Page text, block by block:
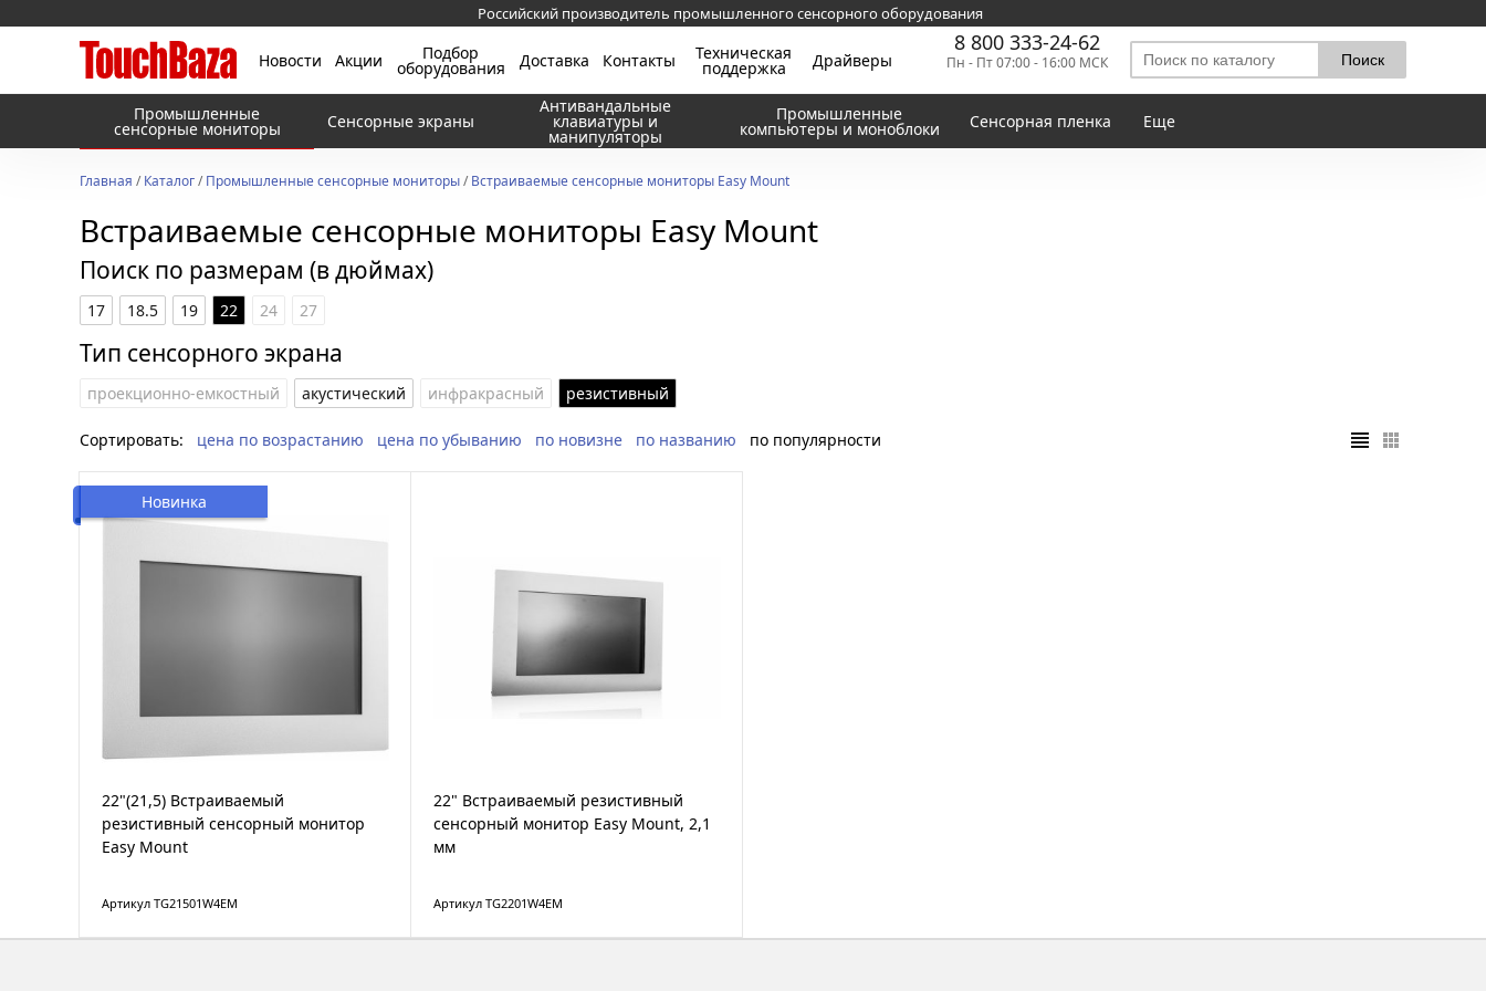
Российский производитель промышленного сенсорного оборудования
Новости Акции Подбор
оборудования Доставка Контакты Техническая
поддержка Драйверы
8 800 333-24-62
Пн - Пт 07:00 - 16:00 МСК
Промышленные
сенсорные мониторы Сенсорные экраны
Антивандальные
клавиатуры и
манипуляторы
Промышленные
компьютеры и моноблоки Сенсорная пленка Еще
Главная /Каталог/Промышленные сенсорные мониторы/Встраиваемые сенсорные мониторы Easy Mount
Встраиваемые сенсорные мониторы Easy Mount
Поиск по размерам (в дюймах)
17 18.5 19 22 24 27
Тип сенсорного экрана
проекционно-емкостный акустический инфракрасный резистивный
Сортировать: цена по возрастанию цена по убыванию по новизне по названию по популярности
Новинка
22"(21,5) Встраиваемый
резистивный сенсорный монитор
Easy Mount
Артикул TG21501W4EM
22" Встраиваемый резистивный
сенсорный монитор Easy Mount, 2,1
мм
Артикул TG2201W4EM